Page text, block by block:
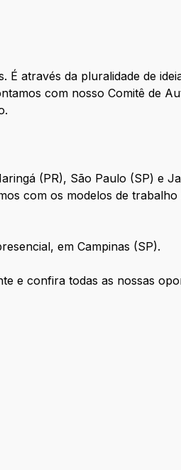
através da pluralidade de
com nosso Comitê de
(PR), São Paulo (SP) e
com os modelos de
em Campinas (SP).
e confira todas as nossas